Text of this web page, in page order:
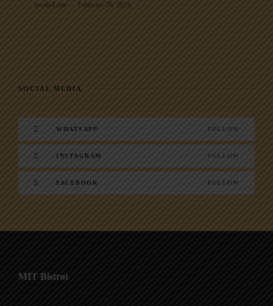
StudioLime Febbraio 26, 2026
SOCIAL MEDIA
WHATSAPP FOLLOW
INSTAGRAM FOLLOW
FACEBOOK FOLLOW
MIT Bistrot